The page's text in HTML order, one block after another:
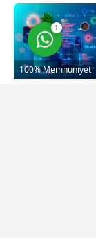
100% Memnuniyet
1